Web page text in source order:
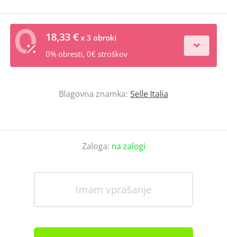
18,33 € x 3 obroki
0% obresti, 0€ stroškov
Blagovna znamka: Selle Italia
Zaloga: na zalogi
Imam vprašanje